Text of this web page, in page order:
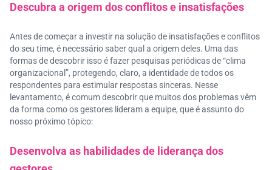
Descubra a origem dos conflitos e insatisfações
Antes de começar a investir na solução de insatisfações e conflitos
do seu time, é necessário saber qual a origem deles. Uma das
formas de descobrir isso é fazer pesquisas periódicas de “clima
organizacional”, protegendo, claro, a identidade de todos os
respondentes para estimular respostas sinceras. Nesse
levantamento, é comum descobrir que muitos dos problemas vêm
da forma como os gestores lideram a equipe, que é assunto do
nosso próximo tópico:
Desenvolva as habilidades de liderança dos